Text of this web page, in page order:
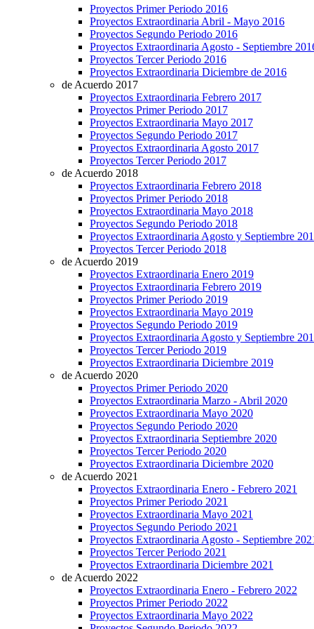
Proyectos Primer Periodo 2016
Proyectos Extraordinaria Abril - Mayo 2016
Proyectos Segundo Periodo 2016
Proyectos Extraordinaria Agosto - Septiembre
Proyectos Tercer Periodo 2016
Proyectos Extraordinaria Diciembre de 2016
de Acuerdo 2017
Proyectos Extraordinaria Febrero 2017
Proyectos Primer Periodo 2017
Proyectos Extraordinaria Mayo 2017
Proyectos Segundo Periodo 2017
Proyectos Extraordinaria Agosto 2017
Proyectos Tercer Periodo 2017
de Acuerdo 2018
Proyectos Extraordinaria Febrero 2018
Proyectos Primer Periodo 2018
Proyectos Extraordinaria Mayo 2018
Proyectos Segundo Periodo 2018
Proyectos Extraordinaria Agosto y Septiembre
Proyectos Tercer Periodo 2018
de Acuerdo 2019
Proyectos Extraordinaria Enero 2019
Proyectos Extraordinaria Febrero 2019
Proyectos Primer Periodo 2019
Proyectos Extraordinaria Mayo 2019
Proyectos Segundo Periodo 2019
Proyectos Extraordinaria Agosto y Septiembre
Proyectos Tercer Periodo 2019
Proyectos Extraordinaria Diciembre 2019
de Acuerdo 2020
Proyectos Primer Periodo 2020
Proyectos Extraordinaria Marzo - Abril 2020
Proyectos Extraordinaria Mayo 2020
Proyectos Segundo Periodo 2020
Proyectos Extraordinaria Septiembre 2020
Proyectos Tercer Periodo 2020
Proyectos Extraordinaria Diciembre 2020
de Acuerdo 2021
Proyectos Extraordinaria Enero - Febrero 2021
Proyectos Primer Periodo 2021
Proyectos Extraordinaria Mayo 2021
Proyectos Segundo Periodo 2021
Proyectos Extraordinaria Agosto - Septiembre
Proyectos Tercer Periodo 2021
Proyectos Extraordinaria Diciembre 2021
de Acuerdo 2022
Proyectos Extraordinaria Enero - Febrero 2022
Proyectos Primer Periodo 2022
Proyectos Extraordinaria Mayo 2022